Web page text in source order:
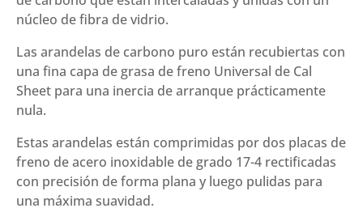
núcleo de fibra de vidrio.
Las arandelas de carbono puro están recubiertas con
una fina capa de grasa de freno Universal de Cal
Sheet para una inercia de arranque prácticamente
nula.
Estas arandelas están comprimidas por dos placas de
freno de acero inoxidable de grado 17-4 rectificadas
con precisión de forma plana y luego pulidas para
una máxima suavidad.